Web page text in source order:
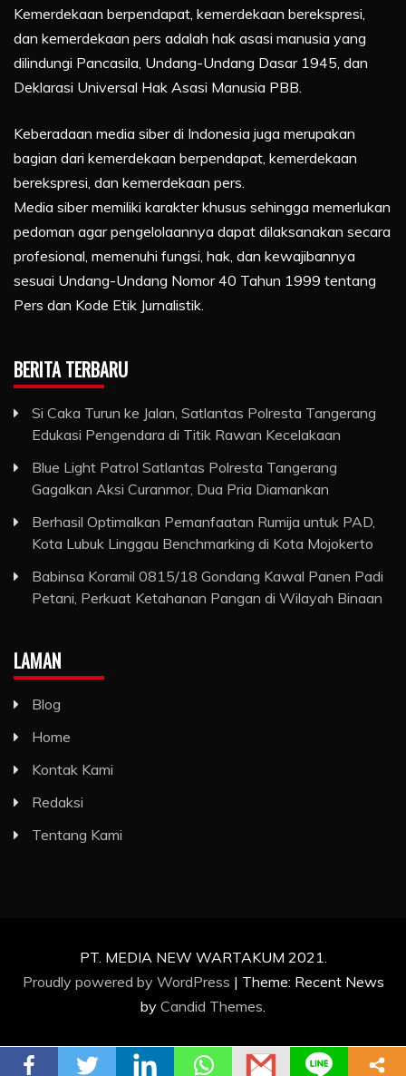
Kemerdekaan berpendapat, kemerdekaan berekspresi,
dan kemerdekaan pers adalah hak asasi manusia yang
dilindungi Pancasila, Undang-Undang Dasar 1945, dan
Deklarasi Universal Hak Asasi Manusia PBB.
Keberadaan media siber di Indonesia juga merupakan
bagian dari kemerdekaan berpendapat, kemerdekaan
berekspresi, dan kemerdekaan pers.
Media siber memiliki karakter khusus sehingga memerlukan
pedoman agar pengelolaannya dapat dilaksanakan secara
profesional, memenuhi fungsi, hak, dan kewajibannya
sesuai Undang-Undang Nomor 40 Tahun 1999 tentang
Pers dan Kode Etik Jurnalistik.
BERITA TERBARU
Si Caka Turun ke Jalan, Satlantas Polresta Tangerang
Edukasi Pengendara di Titik Rawan Kecelakaan
Blue Light Patrol Satlantas Polresta Tangerang
Gagalkan Aksi Curanmor, Dua Pria Diamankan
Berhasil Optimalkan Pemanfaatan Rumija untuk PAD,
Kota Lubuk Linggau Benchmarking di Kota Mojokerto
Babinsa Koramil 0815/18 Gondang Kawal Panen Padi
Petani, Perkuat Ketahanan Pangan di Wilayah Binaan
LAMAN
Blog
Home
Kontak Kami
Redaksi
Tentang Kami
PT. MEDIA NEW WARTAKUM 2021.
Proudly powered by WordPress | Theme: Recent News
by Candid Themes